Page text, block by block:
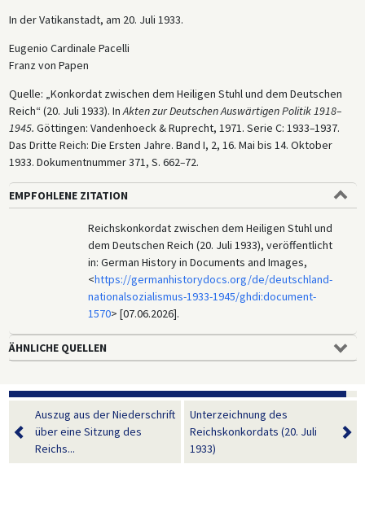
In der Vatikanstadt, am 20. Juli 1933.
Eugenio Cardinale Pacelli
Franz von Papen
Quelle: „Konkordat zwischen dem Heiligen Stuhl und dem Deutschen
Reich“ (20. Juli 1933). InAkten zur Deutschen Auswärtigen Politik 1918–
1945. Göttingen: Vandenhoeck & Ruprecht, 1971. Serie C: 1933–1937.
Das Dritte Reich: Die Ersten Jahre. Band I, 2, 16. Mai bis 14. Oktober
1933. Dokumentnummer 371, S. 662–72.
EMPFOHLENE ZITATION
Reichskonkordat zwischen dem Heiligen Stuhl und
dem Deutschen Reich (20. Juli 1933), veröffentlicht
in: German History in Documents and Images,
<https://germanhistorydocs.org/de/deutschland-
nationalsozialismus-1933-1945/ghdi:document-
1570> [07.06.2026].
ÄHNLICHE QUELLEN
Auszug aus der Niederschrift
über eine Sitzung des
Reichs...
Unterzeichnung des
Reichskonkordats (20. Juli
1933)